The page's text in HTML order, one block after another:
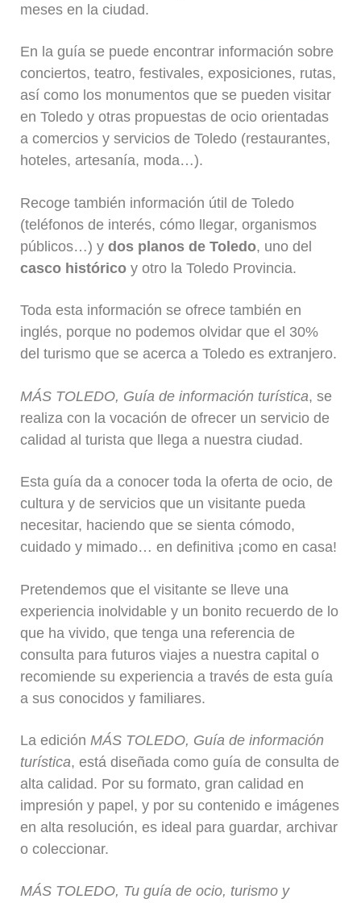
meses en la ciudad.
En la guía se puede encontrar información sobre
conciertos, teatro, festivales, exposiciones, rutas,
así como los monumentos que se pueden visitar
en Toledo y otras propuestas de ocio orientadas
a comercios y servicios de Toledo (restaurantes,
hoteles, artesanía, moda…).
Recoge también información útil de Toledo
(teléfonos de interés, cómo llegar, organismos
públicos…) ydos planos de Toledo, uno del
casco histórico y otro la Toledo Provincia.
Toda esta información se ofrece también en
inglés, porque no podemos olvidar que el 30%
del turismo que se acerca a Toledo es extranjero.
MÁS TOLEDO, Guía de información turística, se
realiza con la vocación de ofrecer un servicio de
calidad al turista que llega a nuestra ciudad.
Esta guía da a conocer toda la oferta de ocio, de
cultura y de servicios que un visitante pueda
necesitar, haciendo que se sienta cómodo,
cuidado y mimado… en definitiva ¡como en casa!
Pretendemos que el visitante se lleve una
experiencia inolvidable y un bonito recuerdo de lo
que ha vivido, que tenga una referencia de
consulta para futuros viajes a nuestra capital o
recomiende su experiencia a través de esta guía
a sus conocidos y familiares.
La ediciónMÁS TOLEDO, Guía de información
turística, está diseñada como guía de consulta de
alta calidad. Por su formato, gran calidad en
impresión y papel, y por su contenido e imágenes
en alta resolución, es ideal para guardar, archivar
o coleccionar.
MÁS TOLEDO, Tu guía de ocio, turismo y